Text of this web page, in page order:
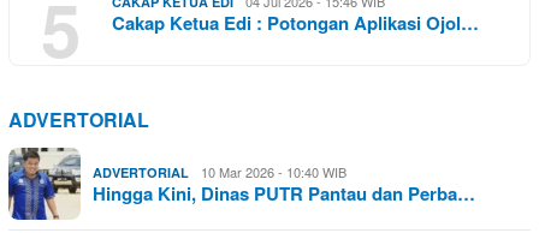
5 Cakap Ketua Edi : Potongan Aplikasi Ojol…
ADVERTORIAL
ADVERTORIAL 10 Mar 2026 - 10:40 WIB
Hingga Kini, Dinas PUTR Pantau dan Perba…